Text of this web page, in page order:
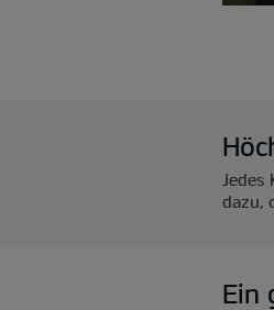
dazu,
Ein